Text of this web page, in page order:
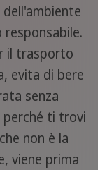
il trasporto
evita di bere
senza
ti trovi
non è la
viene prima